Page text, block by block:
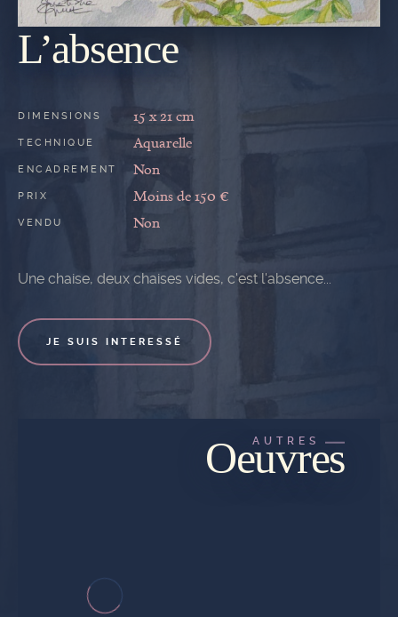
À LA
L’absence
DIMENSIONS 15 x 21 cm
TECHNIQUE Aquarelle
ENCADREMENT Non
PRIX Moins de 150 €
VENDU Non
Une chaise, deux chaises vides, c'est l'absence...
JE SUIS INTERESSÉ
AUTRES
Oeuvres